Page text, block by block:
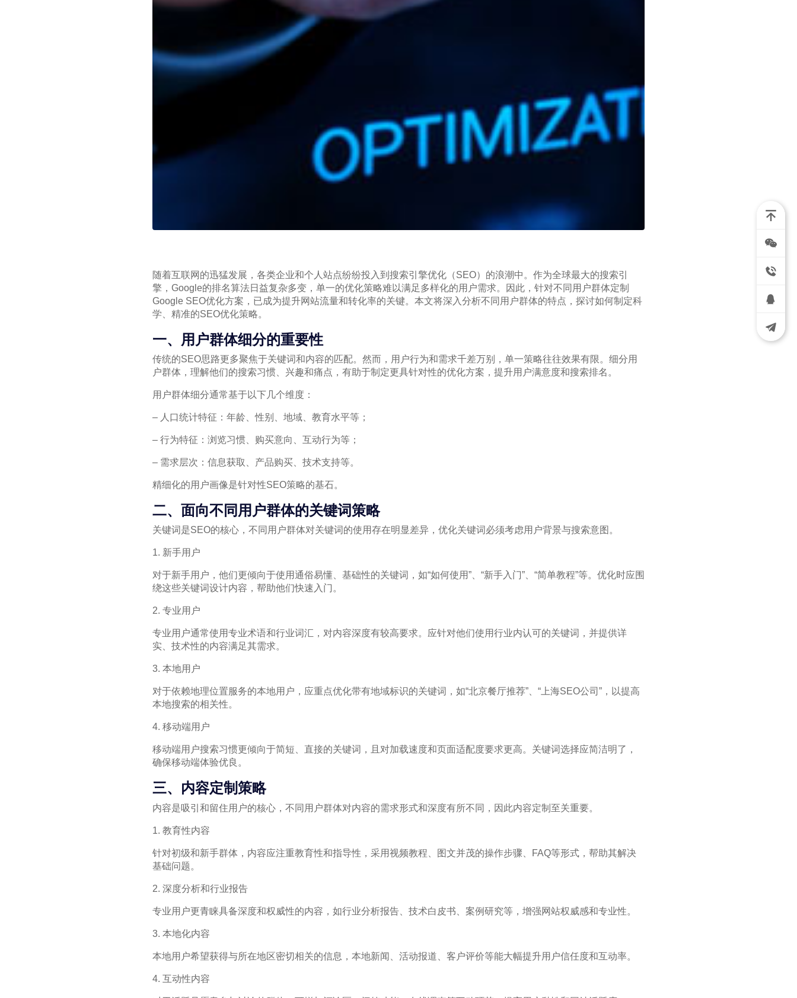
随着互联网的迅猛发展，各类企业和个人站点纷纷投入到搜索引擎优化（SEO）的浪潮中。作为全球最大的搜索引
擎，Google的排名算法日益复杂多变，单一的优化策略难以满足多样化的用户需求。因此，针对不同用户群体定制
Google SEO优化方案，已成为提升网站流量和转化率的关键。本文将深入分析不同用户群体的特点，探讨如何制定科
学、精准的SEO优化策略。
一、用户群体细分的重要性
传统的SEO思路更多聚焦于关键词和内容的匹配。然而，用户行为和需求千差万别，单一策略往往效果有限。细分用
户群体，理解他们的搜索习惯、兴趣和痛点，有助于制定更具针对性的优化方案，提升用户满意度和搜索排名。
用户群体细分通常基于以下几个维度：
– 人口统计特征：年龄、性别、地域、教育水平等；
– 行为特征：浏览习惯、购买意向、互动行为等；
– 需求层次：信息获取、产品购买、技术支持等。
精细化的用户画像是针对性SEO策略的基石。
二、面向不同用户群体的关键词策略
关键词是SEO的核心，不同用户群体对关键词的使用存在明显差异，优化关键词必须考虑用户背景与搜索意图。
1. 新手用户
对于新手用户，他们更倾向于使用通俗易懂、基础性的关键词，如“如何使用”、“新手入门”、“简单教程”等。优化时应围
绕这些关键词设计内容，帮助他们快速入门。
2. 专业用户
专业用户通常使用专业术语和行业词汇，对内容深度有较高要求。应针对他们使用行业内认可的关键词，并提供详
实、技术性的内容满足其需求。
3. 本地用户
对于依赖地理位置服务的本地用户，应重点优化带有地域标识的关键词，如“北京餐厅推荐”、“上海SEO公司”，以提高
本地搜索的相关性。
4. 移动端用户
移动端用户搜索习惯更倾向于简短、直接的关键词，且对加载速度和页面适配度要求更高。关键词选择应简洁明了，
确保移动端体验优良。
三、内容定制策略
内容是吸引和留住用户的核心，不同用户群体对内容的需求形式和深度有所不同，因此内容定制至关重要。
1. 教育性内容
针对初级和新手群体，内容应注重教育性和指导性，采用视频教程、图文并茂的操作步骤、FAQ等形式，帮助其解决
基础问题。
2. 深度分析和行业报告
专业用户更青睐具备深度和权威性的内容，如行业分析报告、技术白皮书、案例研究等，增强网站权威感和专业性。
3. 本地化内容
本地用户希望获得与所在地区密切相关的信息，本地新闻、活动报道、客户评价等能大幅提升用户信任度和互动率。
4. 互动性内容